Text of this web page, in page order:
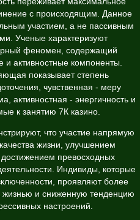
с происходящим. Данное
участием, а не пассивным
Ученые характеризуют
феномен, содержащий
активностные компоненты.
показывает степень
чувственная - меру
активностная - энергичность и
к занятию 7К казино.
что участие напрямую
жизни, улучшением
превосходных
Индивиды, которые
проявляют более
жизнью и сниженную тенденцию
настроений.